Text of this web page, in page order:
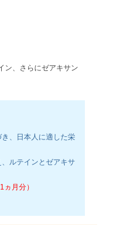
ン、さらにゼアキサン
、日本人に適した栄
ルテインとゼアキサ
月分）